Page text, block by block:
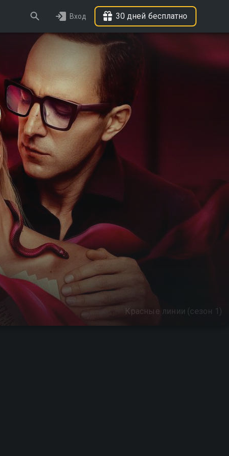
Вход 30 дней бесплатно
Красные линии (сезон 1)